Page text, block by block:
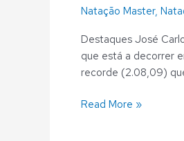
Natação Master,
Destaques José
que está a decorrer
recorde (2.08,09)
Read More »